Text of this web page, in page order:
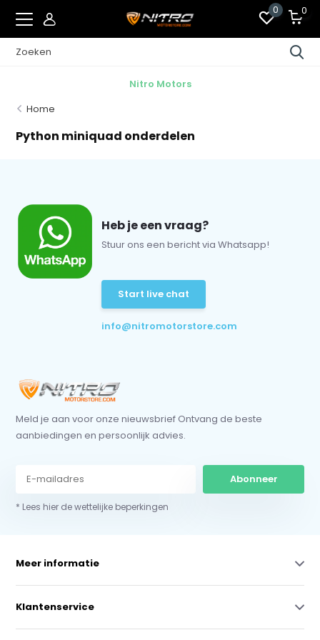
0 0
Nitro Motors
Home
Python miniquad onderdelen
Heb je een vraag?
Stuur ons een bericht via Whatsapp!
Start live chat
info@nitromotorstore.com
Meld je aan voor onze nieuwsbrief Ontvang de beste
aanbiedingen en persoonlijk advies.
Abonneer
* Lees hier de wettelijke beperkingen
Meer informatie
Klantenservice